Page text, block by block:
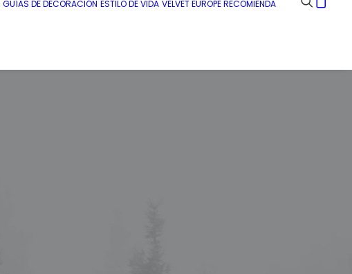
GUÍAS DE DECORACIÓN ESTILO DE VIDA VELVET EUROPE RECOMIENDA